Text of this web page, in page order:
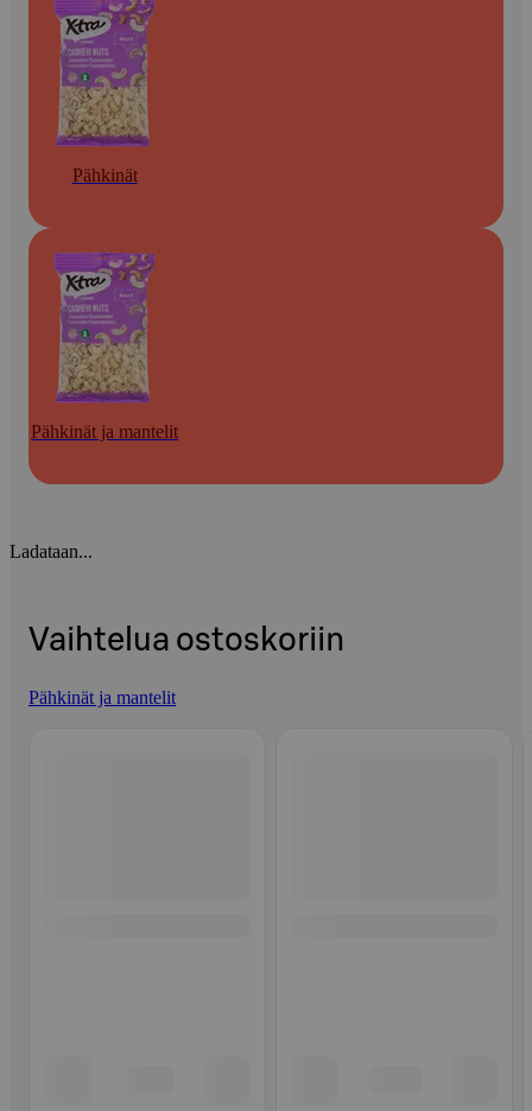
Pähkinät
Pähkinät ja mantelit
Ladataan...
Vaihtelua ostoskoriin
Pähkinät ja mantelit